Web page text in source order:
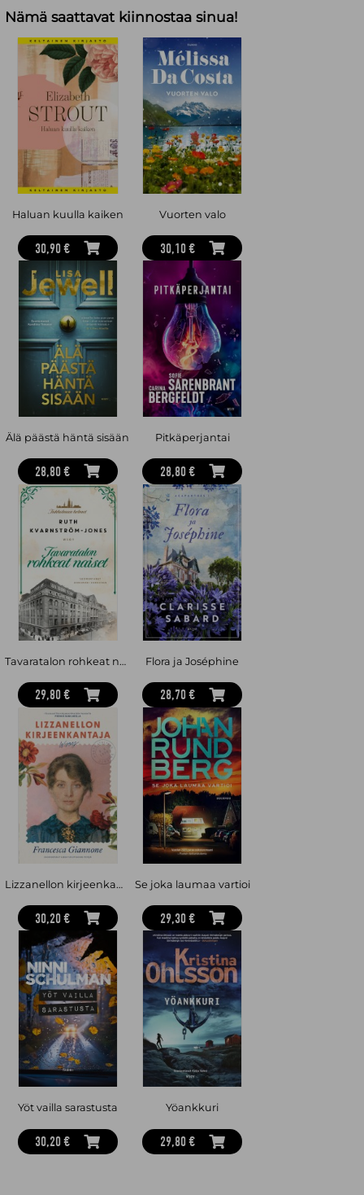
Virginia Woolf (1882–1941) oli englantilainen kirjailija, kriitikko ja
luvun tärkeimmistä eurooppalaisista kirjailijoista. Hänen
teoksensa ovat vaikuttaneet lähtemättömällä tavalla tapaan, jolla
käsitämme naisen aseman niin kirjallisuudessa kuin
yhteiskunnassakin.
Nämä saattavat kiinnostaa sinua!
Haluan kuulla kaiken
30,90 €
Vuorten valo
30,10 €
Älä päästä häntä sisään
28,80 €
Pitkäperjantai
28,80 €
Tavaratalon rohkeat naiset
29,80 €
Flora ja Joséphine
28,70 €
Lizzanellon kirjeenkantaja
30,20 €
Se joka laumaa vartioi
29,30 €
Yöt vailla sarastusta
30,20 €
Yöankkuri
29,80 €